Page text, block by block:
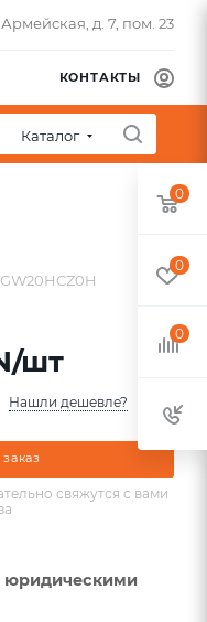
д. 7, пом. 23
КОНТАКТЫ
Каталог
/шт
Нашли дешевле?
свяжутся с вами
юридическими
0
0
0